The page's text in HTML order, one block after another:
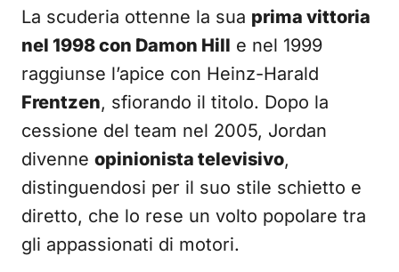
La scuderia ottenne la sua prima vittoria
nel 1998 con Damon Hill e nel 1999
raggiunse l’apice con Heinz-Harald
Frentzen, sfiorando il titolo. Dopo la
cessione del team nel 2005, Jordan
divenne opinionista televisivo,
distinguendosi per il suo stile schietto e
diretto, che lo rese un volto popolare tra
gli appassionati di motori.